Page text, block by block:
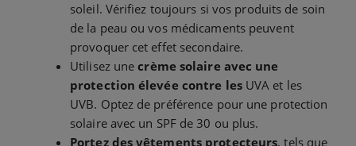
soleil. Vérifiez toujours si vos produits de soin
de la peau ou vos médicaments peuvent
provoquer cet effet secondaire.
Utilisez unecrème solaire avec une
protection élevée contre lesUVA et les
UVB. Optez de préférence pour une protection
solaire avec un SPF de 30 ou plus.
Portez des vêtements protecteurs, tels que